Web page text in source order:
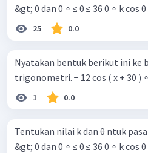
&gt; 0 dan 0 ∘
25 0.0
Nyatakan bentuk berikut ini ke
trigonometri. − 12 cos ( x
1 0.0
Tentukan nilai k dan θ ntuk
&gt; 0 dan 0